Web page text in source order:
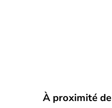
À proximité de